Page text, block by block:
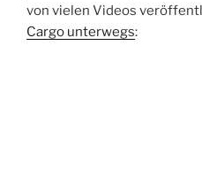
von vielen Videos
Cargo unterwegs: